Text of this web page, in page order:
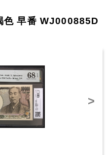
色 早番 WJ000885D
>